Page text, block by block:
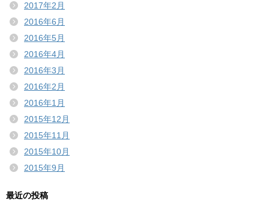
2017年2月
2016年6月
2016年5月
2016年4月
2016年3月
2016年2月
2016年1月
2015年12月
2015年11月
2015年10月
2015年9月
最近の投稿